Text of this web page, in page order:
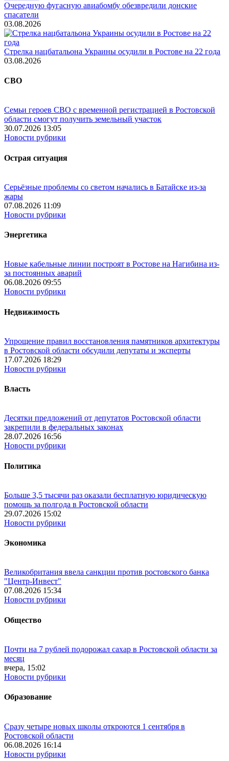
Очередную фугасную авиабомбу обезвредили донские
спасатели
03.08.2026
Стрелка нацбатальона Украины осудили в Ростове на 22 года
03.08.2026
СВО
Семьи героев СВО с временной регистрацией в Ростовской
области смогут получить земельный участок
30.07.2026 13:05
Новости рубрики
Острая ситуация
Серьёзные проблемы со светом начались в Батайске из-за
жары
07.08.2026 11:09
Новости рубрики
Энергетика
Новые кабельные линии построят в Ростове на Нагибина из-
за постоянных аварий
06.08.2026 09:55
Новости рубрики
Недвижимость
Упрощение правил восстановления памятников архитектуры
в Ростовской области обсудили депутаты и эксперты
17.07.2026 18:29
Новости рубрики
Власть
Десятки предложений от депутатов Ростовской области
закрепили в федеральных законах
28.07.2026 16:56
Новости рубрики
Политика
Больше 3,5 тысячи раз оказали бесплатную юридическую
помощь за полгода в Ростовской области
29.07.2026 15:02
Новости рубрики
Экономика
Великобритания ввела санкции против ростовского банка
"Центр-Инвест"
07.08.2026 15:34
Новости рубрики
Общество
Почти на 7 рублей подорожал сахар в Ростовской области за
месяц
вчера, 15:02
Новости рубрики
Образование
Сразу четыре новых школы откроются 1 сентября в
Ростовской области
06.08.2026 16:14
Новости рубрики